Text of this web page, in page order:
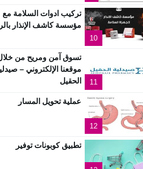
10
تركيب ادوات السلامة مع
مؤسسة كاشف الإنذار
11
تسوق آمن ومريح من
موقعنا الإلكتروني –
الحقيل
12
عملية تحويل المسار
تطبيق كوبونات توفير